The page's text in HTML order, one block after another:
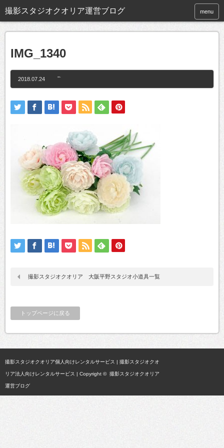
撮影スタジオクオリア運営ブログ menu
IMG_1340
2018.07.24
撮影スタジオクオリア 大阪平野スタジオ小道具一覧
トップページに戻る
撮影スタジオクオリア個人向けレンタルサービス | 撮影スタジオクオ
リア法人向けレンタルサービス | Copyright © 撮影スタジオクオリア
運営ブログ